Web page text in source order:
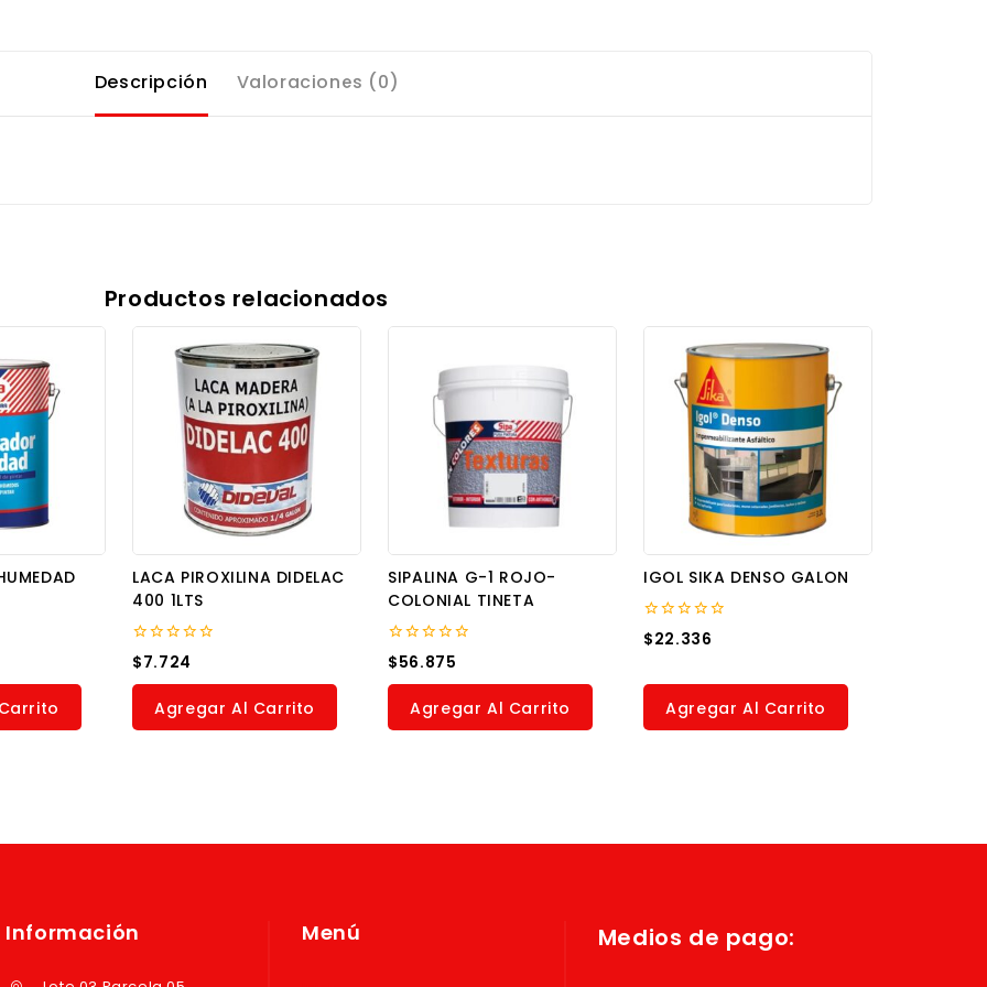
Descripción Valoraciones (0)
Productos relacionados
LACA PIROXILINA DIDELAC
400 1LTS
0
out
of
$7.724
Agregar Al Carrito
SIPALINA G-1 ROJO-
COLONIAL TINETA
0
out
of
$56.875
Agregar Al Carrito
IGOL SIKA DENSO GALON
0
out
$22.336
Agregar Al Carrito
Información Menú Medios de pago: